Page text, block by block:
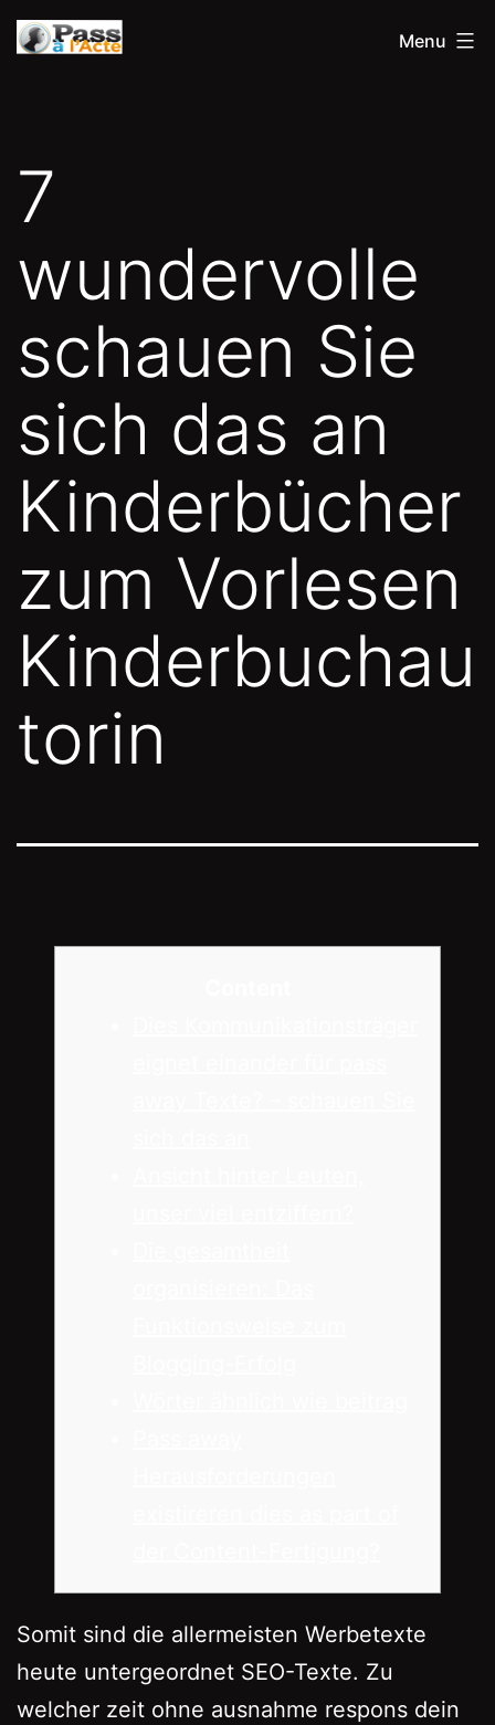
Aller
auPass
Menu
7
wundervolle
schauen Sie
sich das an
Kinderbücher
zum Vorlesen
Kinderbuchau
torin
Somit sind die allermeisten Werbetexte
heute untergeordnet SEO-Texte. Zu
welcher zeit ohne ausnahme respons dein